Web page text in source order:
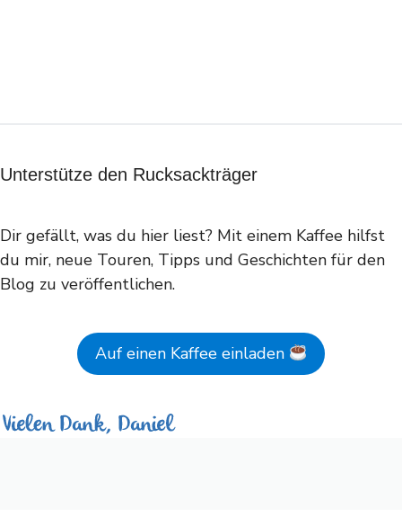
Unterstütze den Rucksackträger
Dir gefällt, was du hier liest? Mit einem Kaffee hilfst
du mir, neue Touren, Tipps und Geschichten für den
Blog zu veröffentlichen.
Auf einen Kaffee einladen